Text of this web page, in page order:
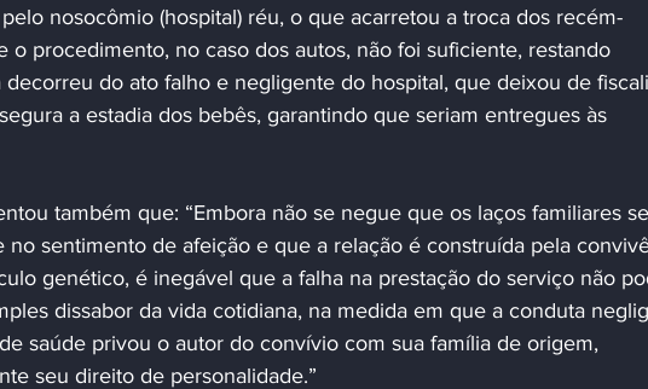
nosocômio (hospital) réu, o que acarretou a troca dos recém-
o procedimento, no caso dos autos, não foi suficiente, restando
do ato falho e negligente do hospital, que deixou de
a estadia dos bebês, garantindo que seriam entregues às
no sentimento de afeição e que a relação é construída pela
genético, é inegável que a falha na prestação do serviço não
dissabor da vida cotidiana, na medida em que a conduta
saúde privou o autor do convívio com sua família de origem,
seu direito de personalidade.”